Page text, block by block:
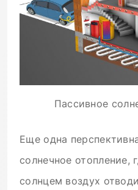
Пассивное
Еще одна
солнечное отопление,
солнцем воздух